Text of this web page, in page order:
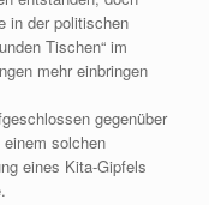
in der politischen
Tischen“ im
mehr einbringen
gegenüber
solchen
eines Kita-Gipfels